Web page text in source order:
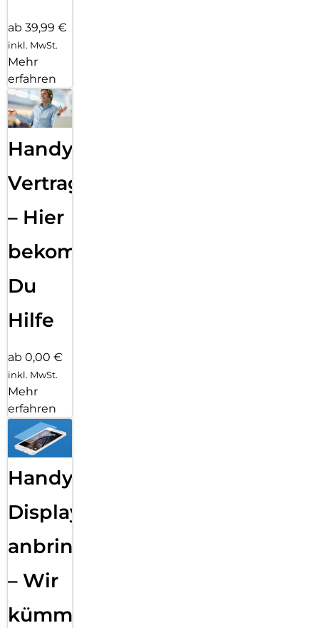
ab 39,99 €
inkl. MwSt.
Mehr
erfahren
Handy
Vertragsabwicklung
– Hier
bekommst
Du
Hilfe
ab 0,00 €
inkl. MwSt.
Mehr
erfahren
Handy
Displayfolie
anbringen
– Wir
kümmern